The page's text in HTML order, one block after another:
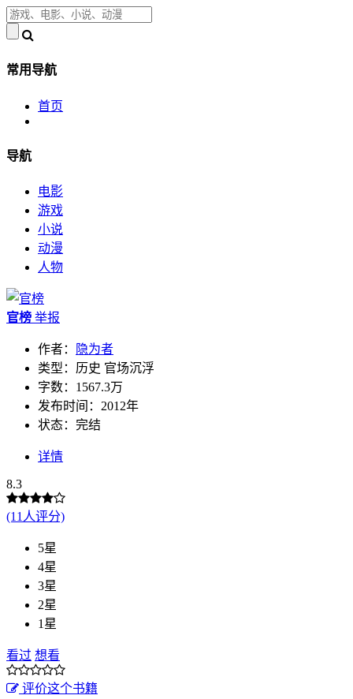
常用导航
首页
导航
电影
游戏
小说
动漫
人物
官榜 举报
作者：
隐为者
类型：历史 官场沉浮
字数：1567.3万
发布时间：2012年
状态：完结
详情
8.3
(11人评分)
5星
4星
3星
2星
1星
看过 想看
评价这个书籍